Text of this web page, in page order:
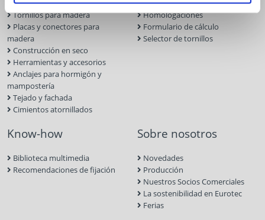
madera
Tornillos para madera
Placas y conectores para
madera
Construcción en seco
Herramientas y accesorios
Anclajes para hormigón y
mampostería
Tejado y fachada
Cimientos atornillados
Portal Online BIM
Homologaciones
Formulario de cálculo
Selector de tornillos
Know-how
Biblioteca multimedia
Recomendaciones de fijación
Sobre nosotros
Novedades
Producción
Nuestros Socios Comerciales
La sostenibilidad en Eurotec
Ferias